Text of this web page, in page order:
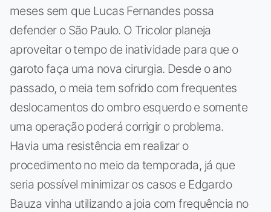
meses sem que Lucas Fernandes possa
defender o São Paulo. O Tricolor planeja
aproveitar o tempo de inatividade para que o
garoto faça uma nova cirurgia. Desde o ano
passado, o meia tem sofrido com frequentes
deslocamentos do ombro esquerdo e somente
uma operação poderá corrigir o problema.
Havia uma resistência em realizar o
procedimento no meio da temporada, já que
seria possível minimizar os casos e Edgardo
Bauza vinha utilizando a joia com frequência no